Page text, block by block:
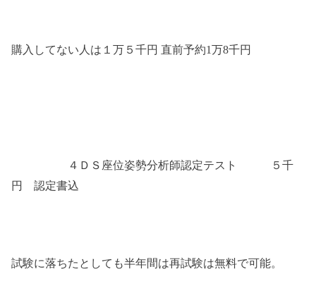
購入してない人は１万５千円 直前予約1万8千円
４ＤＳ座位姿勢分析師認定テスト ５千
円認定書込
試験に落ちたとしても半年間は再試験は無料で可能。